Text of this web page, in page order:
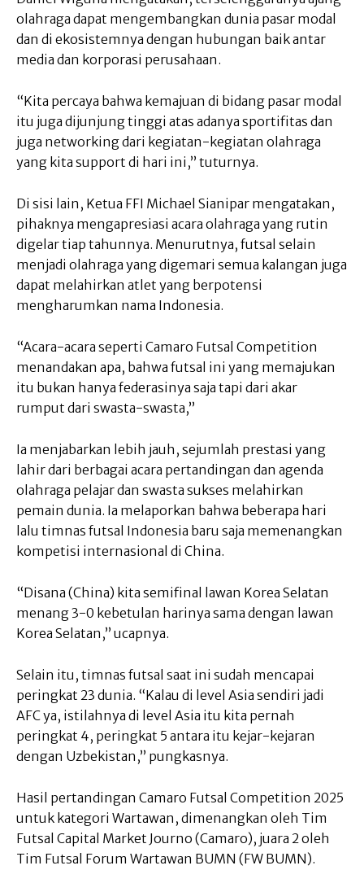
olahraga dapat mengembangkan dunia pasar modal
dan di ekosistemnya dengan hubungan baik antar
media dan korporasi perusahaan.
“Kita percaya bahwa kemajuan di bidang pasar modal
itu juga dijunjung tinggi atas adanya sportifitas dan
juga networking dari kegiatan-kegiatan olahraga
yang kita support di hari ini,” tuturnya.
Di sisi lain, Ketua FFI Michael Sianipar mengatakan,
pihaknya mengapresiasi acara olahraga yang rutin
digelar tiap tahunnya. Menurutnya, futsal selain
menjadi olahraga yang digemari semua kalangan juga
dapat melahirkan atlet yang berpotensi
mengharumkan nama Indonesia.
“Acara-acara seperti Camaro Futsal Competition
menandakan apa, bahwa futsal ini yang memajukan
itu bukan hanya federasinya saja tapi dari akar
rumput dari swasta-swasta,”
Ia menjabarkan lebih jauh, sejumlah prestasi yang
lahir dari berbagai acara pertandingan dan agenda
olahraga pelajar dan swasta sukses melahirkan
pemain dunia. Ia melaporkan bahwa beberapa hari
lalu timnas futsal Indonesia baru saja memenangkan
kompetisi internasional di China.
“Disana (China) kita semifinal lawan Korea Selatan
menang 3-0 kebetulan harinya sama dengan lawan
Korea Selatan,” ucapnya.
Selain itu, timnas futsal saat ini sudah mencapai
peringkat 23 dunia. “Kalau di level Asia sendiri jadi
AFC ya, istilahnya di level Asia itu kita pernah
peringkat 4, peringkat 5 antara itu kejar-kejaran
dengan Uzbekistan,” pungkasnya.
Hasil pertandingan Camaro Futsal Competition 2025
untuk kategori Wartawan, dimenangkan oleh Tim
Futsal Capital Market Journo (Camaro), juara 2 oleh
Tim Futsal Forum Wartawan BUMN (FW BUMN).